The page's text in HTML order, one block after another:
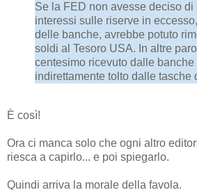
Se la FED non avesse deciso di
interessi sulle riserve in
delle banche, avrebbe potuto
soldi al Tesoro USA. In altre
centesimo ricevuto dalle banche
indirettamente tolto dalle tasche
È così!
Ora ci manca solo che ogni altro
riesca a capirlo... e poi spiegarlo.
Quindi arriva la morale della favola.